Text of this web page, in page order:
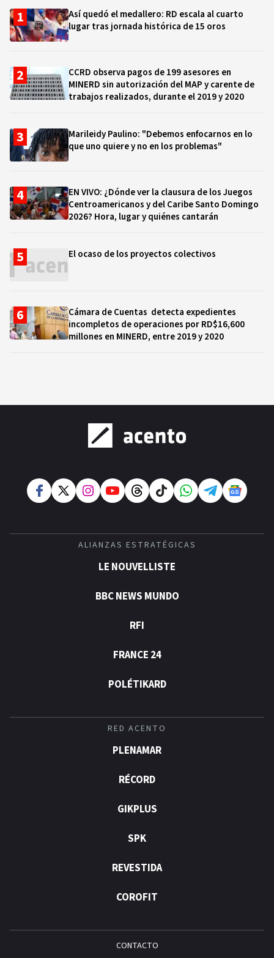
Así quedó el medallero: RD escala al cuarto
lugar tras jornada histórica de 15 oros
CCRD observa pagos de 199 asesores en
MINERD sin autorización del MAP y carente de
trabajos realizados, durante el 2019 y 2020
Marileidy Paulino: "Debemos enfocarnos en lo
que uno quiere y no en los problemas"
EN VIVO: ¿Dónde ver la clausura de los Juegos
Centroamericanos y del Caribe Santo Domingo
2026? Hora, lugar y quiénes cantarán
El ocaso de los proyectos colectivos
Cámara de Cuentas detecta expedientes
incompletos de operaciones por RD$16,600
millones en MINERD, entre 2019 y 2020
ALIANZAS ESTRATÉGICAS
LE NOUVELLISTE
BBC NEWS MUNDO
RFI
FRANCE 24
POLÉTIKARD
RED ACENTO
PLENAMAR
RÉCORD
GIKPLUS
SPK
REVESTIDA
COROFIT
CONTACTO